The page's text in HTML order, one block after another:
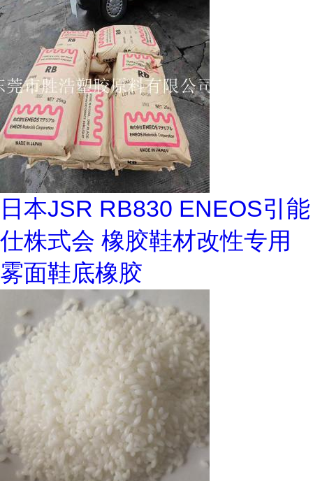
日本JSR RB830 ENEOS引能
仕株式会 橡胶鞋材改性专用
雾面鞋底橡胶